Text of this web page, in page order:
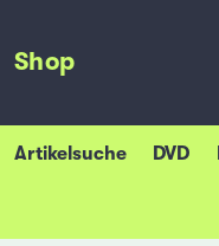
Shop
Artikelsuche DVD